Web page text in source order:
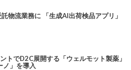
物流業務に 「生成AI出荷検品アプリ」
トでD2C展開する「ウェルモット製薬」
ノ」を導入